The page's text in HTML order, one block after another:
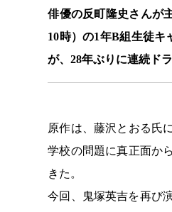
俳優の反町隆史さんが
10時）の1年B組生徒キ
が、28年ぶりに連続ド
原作は、藤沢とおる氏
学校の問題に真正面か
きた。
今回、鬼塚英吉を再び